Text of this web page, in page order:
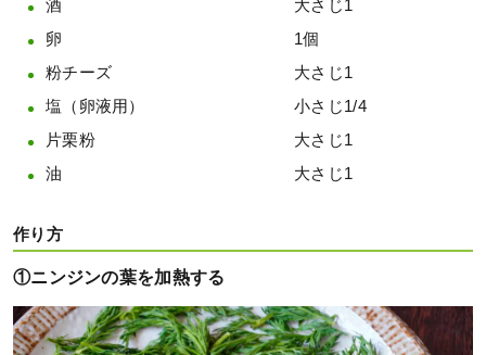
酒 大さじ1
卵 1個
粉チーズ 大さじ1
塩（卵液用） 小さじ1/4
片栗粉 大さじ1
油 大さじ1
作り方
①ニンジンの葉を加熱する